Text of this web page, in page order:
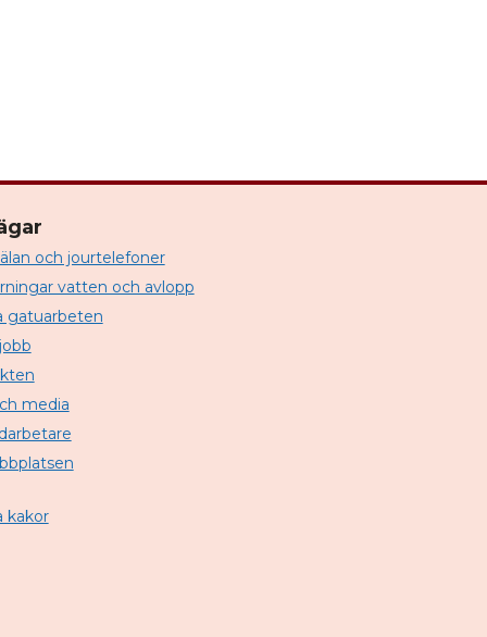
och jourtelefoner
vatten och avlopp
gatuarbeten
media
kakor